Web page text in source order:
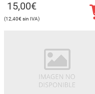
15,00€
12,40€